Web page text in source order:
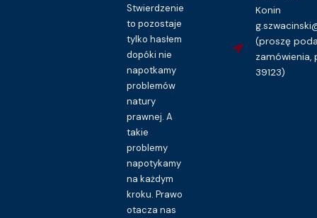
Stwierdzenie
to pozostaje
tylko hasłem
dopóki nie
napotkamy
problemów
natury
prawnej. A
takie
problemy
napotykamy
na każdym
kroku. Prawo
otacza nas
Konin
(proszę
zamówienia,
39123)